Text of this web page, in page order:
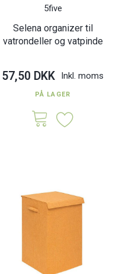
5five
Selena organizer til
vatrondeller og vatpinde
57,50 DKK Inkl. moms
PÅ LAGER